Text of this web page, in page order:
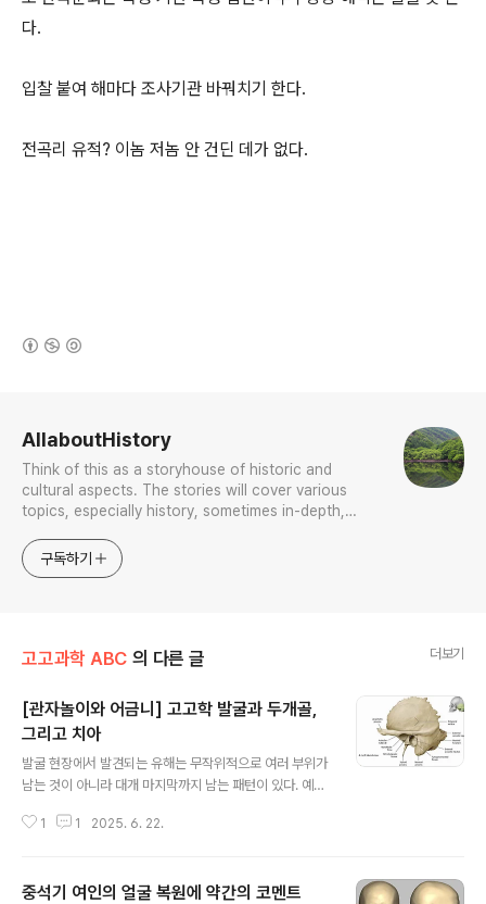
다.
입찰 붙여 해마다 조사기관 바꿔치기 한다.
전곡리 유적? 이놈 저놈 안 건딘 데가 없다.
AllaboutHistory
Think of this as a storyhouse of historic and
cultural aspects. The stories will cover various
topics, especially history, sometimes in-depth,
approach will be to resist any common sense or
generalized viewpoint
구독하기
고고과학 ABC 의 다른 글 더보기
[관자놀이와 어금니] 고고학 발굴과 두개골,
그리고 치아
발굴 현장에서 발견되는 유해는 무작위적으로 여러 부위가
남는 것이 아니라 대개 마지막까지 남는 패턴이 있다. 예를
까지 남는 경우가 많은데 이는 이 부위 뼈가 다른 부위에 비
많아지고 있는데 이는 이 부위 뼈가 많이 남고 또 드릴로 구
1 1 2025. 6. 22.
중석기 여인의 얼굴 복원에 약간의 코멘트